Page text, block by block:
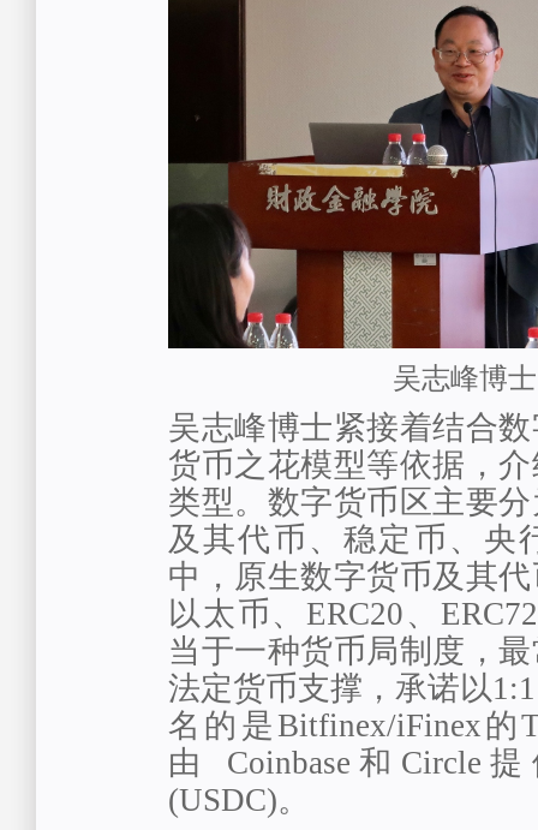
吴志峰博士
吴志峰博士紧接着结合
货币之花模型等依据，
类型。数字货币区主要
及其代币、稳定币、央
中，原生数字货币及其
以太币、ERC20、
当于一种货币局制度，
法定货币支撑，承诺以
名的是Bitfinex/iFinex的
由 Coinbase和Circle
(USDC)。